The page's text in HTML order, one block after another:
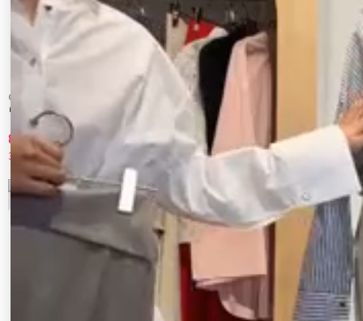
CALNAMUR
リボンデニムスカート
8,470 円
30%OFF
CALNAMUR
チェックニットソーミニスカート
6,831 円
10%OFF